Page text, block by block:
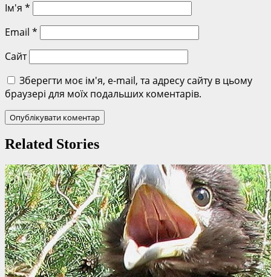
Ім'я *
Email *
Сайт
Зберегти моє ім'я, e-mail, та адресу сайту в цьому
браузері для моїх подальших коментарів.
Related Stories